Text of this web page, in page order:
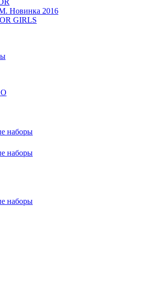
Новинка 2016
GIRLS
наборы
наборы
наборы